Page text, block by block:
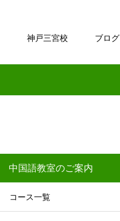
神戸三宮校 ブログ
中国語教室のご案内
コース一覧